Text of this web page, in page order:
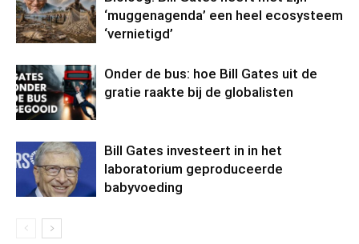
‘muggenagenda’ een heel ecosysteem
‘vernietigd’
Onder de bus: hoe Bill Gates uit de
gratie raakte bij de globalisten
Bill Gates investeert in in het
laboratorium geproduceerde
babyvoeding